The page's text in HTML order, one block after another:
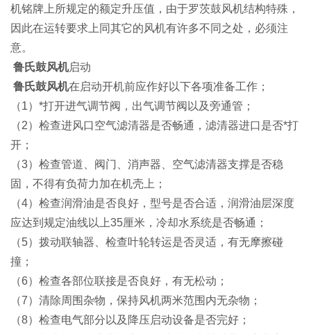
机铭牌上所规定的额定升压值，由于罗茨鼓风机结构特殊，
因此在运转要求上同其它的风机有许多不同之处，必须注
意。
鲁氏鼓风机启动
鲁氏鼓风机在启动开机前应作好以下各项准备工作；
（1）*打开进气调节阀，出气调节阀以及旁通管；
（2）检查进风口空气滤清器是否畅通，滤清器进口是否*打
开；
（3）检查管道、阀门、消声器、空气滤清器支撑是否稳
固，不得有负荷力加在机壳上；
（4）检查润滑油是否良好，型号是否合适，润滑油层深度
应达到规定油线以上35厘米，冷却水系统是否畅通；
（5）拨动联轴器、检查叶轮转运是否灵适，有无摩擦碰
撞；
（6）检查各部位联接是否良好，有无松动；
（7）清除周围杂物，保持风机两米范围内无杂物；
（8）检查电气部分以及降压启动设备是否完好；